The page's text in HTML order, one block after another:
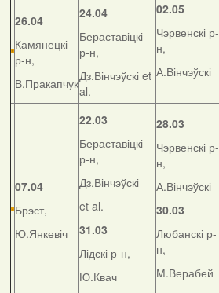
26.04
Камянецкі
р-н,
В.Пракапчук
24.04
Бераставіцкі
р-н,
Дз.Вінчэўскі et
al.
02.05
Чэрвенскі р-
н,
А.Вінчэўскі
07.04
Брэст,
Ю.Янкевіч
22.03
Бераставіцкі
р-н,
Дз.Вінчэўскі
et al.
31.03
Лідскі р-н,
Ю.Квач
28.03
Чэрвенскі р-
н,
А.Вінчэўскі
30.03
Любанскі р-
н,
М.Верабей